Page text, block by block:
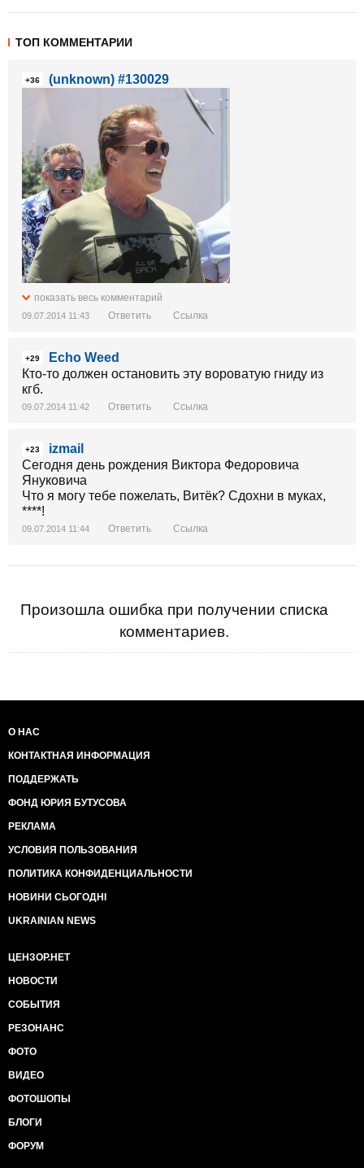
ТОП КОММЕНТАРИИ
+36 (unknown) #130029
https://twitter.com/EtoUkraina/status/486775449721516033
показать весь комментарий
09.07.2014 11:43 Ответить Ссылка
+29
Echo Weed
Кто-то должен остановить эту вороватую гниду из
кгб.
09.07.2014 11:42 Ответить Ссылка
+23
izmail
Сегодня день рождения Виктора Федоровича
Януковича
Что я могу тебе пожелать, Витёк? Сдохни в муках,
****!
09.07.2014 11:44 Ответить Ссылка
Произошла ошибка при получении списка
комментариев.
О НАС
КОНТАКТНАЯ ИНФОРМАЦИЯ
ПОДДЕРЖАТЬ
ФОНД ЮРИЯ БУТУСОВА
РЕКЛАМА
УСЛОВИЯ ПОЛЬЗОВАНИЯ
ПОЛИТИКА КОНФИДЕНЦИАЛЬНОСТИ
НОВИНИ СЬОГОДНІ
UKRAINIAN NEWS
ЦЕНЗОР.НЕТ
НОВОСТИ
СОБЫТИЯ
РЕЗОНАНС
ФОТО
ВИДЕО
ФОТОШОПЫ
БЛОГИ
ФОРУМ